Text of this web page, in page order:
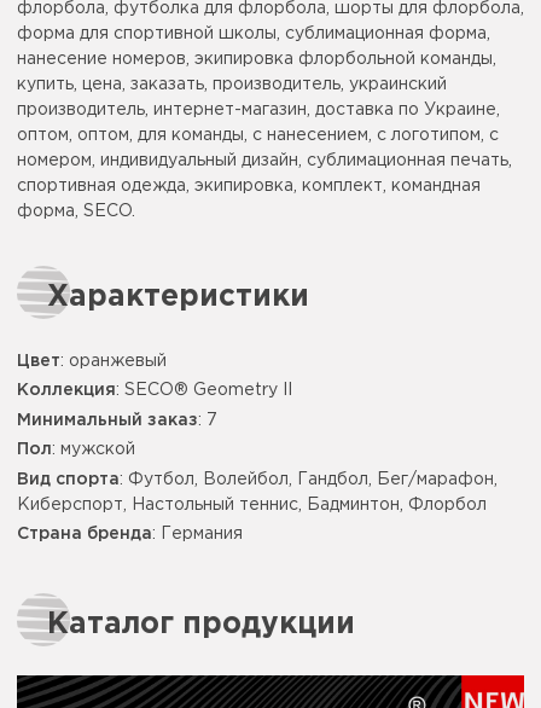
флорбола, футболка для флорбола, шорты для флорбола,
форма для спортивной школы, сублимационная форма,
нанесение номеров, экипировка флорбольной команды,
купить, цена, заказать, производитель, украинский
производитель, интернет-магазин, доставка по Украине,
оптом, оптом, для команды, с нанесением, с логотипом, с
номером, индивидуальный дизайн, сублимационная печать,
спортивная одежда, экипировка, комплект, командная
форма, SECO.
Характеристики
Цвет: оранжевый
Коллекция : SECO® Geometry II
Минимальный заказ: 7
Пол : мужской
Вид спорта: Футбол, Волейбол, Гандбол, Бег/марафон,
Киберспорт, Настольный теннис, Бадминтон, Флорбол
Страна бренда: Германия
Каталог продукции